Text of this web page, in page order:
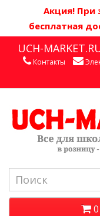
Акция! При
бесплатная
UCH-
Контакты